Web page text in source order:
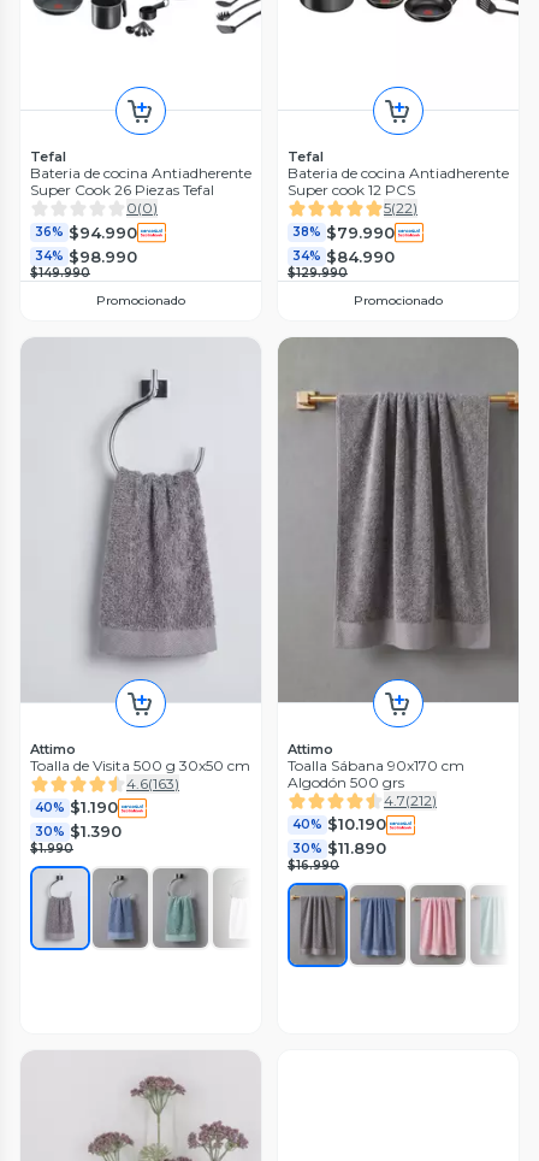
Tefal
Bateria de cocina Antiadherente
Super Cook 26 Piezas Tefal
0(0)
36% $94.990
34% $98.990
$149.990
Promocionado
Tefal
Bateria de cocina Antiadherente
Super cook 12 PCS
5(22)
38% $79.990
34% $84.990
$129.990
Promocionado
Attimo
Toalla de Visita 500 g 30x50 cm
4.6(163)
40% $1.190
30% $1.390
$1.990
Attimo
Toalla Sábana 90x170 cm
Algodón 500 grs
4.7(212)
40% $10.190
30% $11.890
$16.990